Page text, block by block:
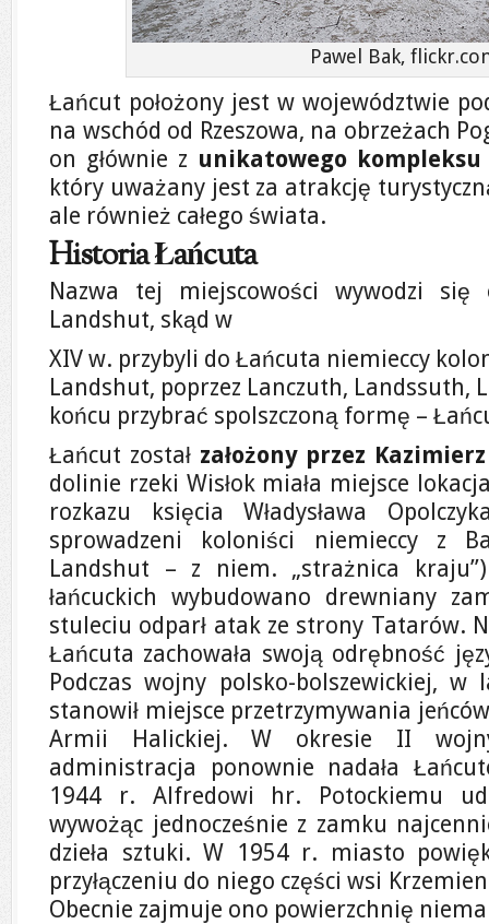
Pawel Bak,
Łańcut położony jest w województwie
na wschód od Rzeszowa, na obrzeżach
on głównie z unikatowego kompleksu
który uważany jest za atrakcję
ale również całego świata.
Historia Łańcuta
Nazwa tej miejscowości wywodzi się
Landshut, skąd w
XIV w. przybyli do Łańcuta niemieccy
Landshut, poprzez Lanczuth, Landssuth,
końcu przybrać spolszczoną formę –
Łańcut został założony przez
dolinie rzeki Wisłok miała miejsce
rozkazu księcia Władysława
sprowadzeni koloniści niemieccy z
Landshut – z niem. „strażnica
łańcuckich wybudowano drewniany
stuleciu odparł atak ze strony Tatarów.
Łańcuta zachowała swoją odrębność
Podczas wojny polsko-bolszewickiej, w
stanowił miejsce przetrzymywania
Armii Halickiej. W okresie II
administracja ponownie nadała
1944 r. Alfredowi hr. Potockiemu
wywożąc jednocześnie z zamku
dzieła sztuki. W 1954 r. miasto
przyłączeniu do niego części wsi
Obecnie zajmuje ono powierzchnię